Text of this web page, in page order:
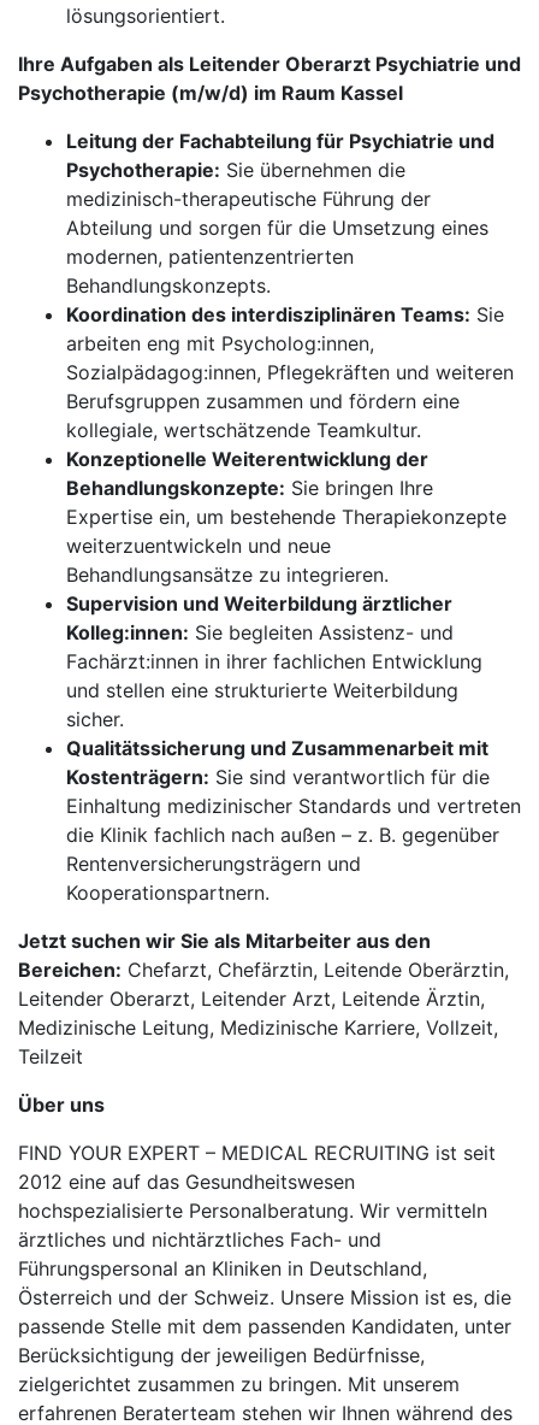
lösungsorientiert.
Ihre Aufgaben als Leitender Oberarzt Psychiatrie und
Psychotherapie (m/w/d) im Raum Kassel
Leitung der Fachabteilung für Psychiatrie und
Psychotherapie: Sie übernehmen die
medizinisch-therapeutische Führung der
Abteilung und sorgen für die Umsetzung eines
modernen, patientenzentrierten
Behandlungskonzepts.
Koordination des interdisziplinären Teams: Sie
arbeiten eng mit Psycholog:innen,
Sozialpädagog:innen, Pflegekräften und weiteren
Berufsgruppen zusammen und fördern eine
kollegiale, wertschätzende Teamkultur.
Konzeptionelle Weiterentwicklung der
Behandlungskonzepte: Sie bringen Ihre
Expertise ein, um bestehende Therapiekonzepte
weiterzuentwickeln und neue
Behandlungsansätze zu integrieren.
Supervision und Weiterbildung ärztlicher
Kolleg:innen: Sie begleiten Assistenz- und
Fachärzt:innen in ihrer fachlichen Entwicklung
und stellen eine strukturierte Weiterbildung
sicher.
Qualitätssicherung und Zusammenarbeit mit
Kostenträgern: Sie sind verantwortlich für die
Einhaltung medizinischer Standards und vertreten
die Klinik fachlich nach außen – z. B. gegenüber
Rentenversicherungsträgern und
Kooperationspartnern.
Jetzt suchen wir Sie als Mitarbeiter aus den
Bereichen: Chefarzt, Chefärztin, Leitende Oberärztin,
Leitender Oberarzt, Leitender Arzt, Leitende Ärztin,
Medizinische Leitung, Medizinische Karriere, Vollzeit,
Teilzeit
Über uns
FIND YOUR EXPERT – MEDICAL RECRUITING ist seit
2012 eine auf das Gesundheitswesen
hochspezialisierte Personalberatung. Wir vermitteln
ärztliches und nichtärztliches Fach- und
Führungspersonal an Kliniken in Deutschland,
Österreich und der Schweiz. Unsere Mission ist es, die
passende Stelle mit dem passenden Kandidaten, unter
Berücksichtigung der jeweiligen Bedürfnisse,
zielgerichtet zusammen zu bringen. Mit unserem
erfahrenen Beraterteam stehen wir Ihnen während des